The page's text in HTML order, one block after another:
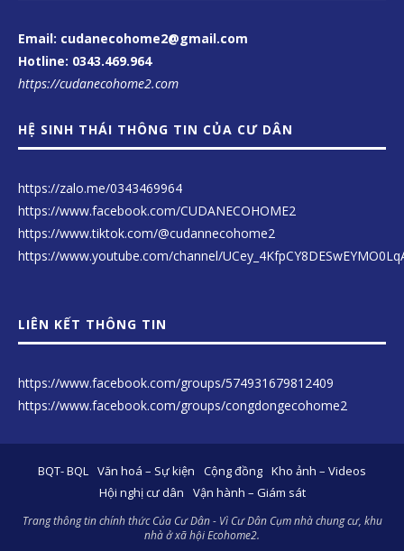
Email: cudanecohome2@gmail.com
Hotline: 0343.469.964
https://cudanecohome2.com
HỆ SINH THÁI THÔNG TIN CỦA CƯ DÂN
https://zalo.me/0343469964
https://www.facebook.com/CUDANECOHOME2
https://www.tiktok.com/@cudannecohome2
https://www.youtube.com/channel/
LIÊN KẾT THÔNG TIN
https://www.facebook.com/groups/574931679812409
https://www.facebook.com/groups/congdongecohome2
BQT- BQL Văn hoá – Sự kiện Cộng đồng Kho ảnh – Videos
Hội nghị cư dân
Vận hành – Giám sát
Trang thông tin chính thức Của Cư Dân - Vì Cư Dân Cụm nhà chung cư, khu
nhà ở xã hội Ecohome2.